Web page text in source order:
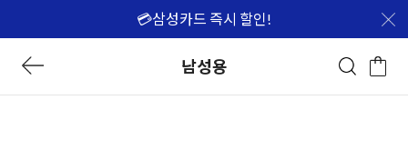
💳삼성카드 즉시 할인!
남성용